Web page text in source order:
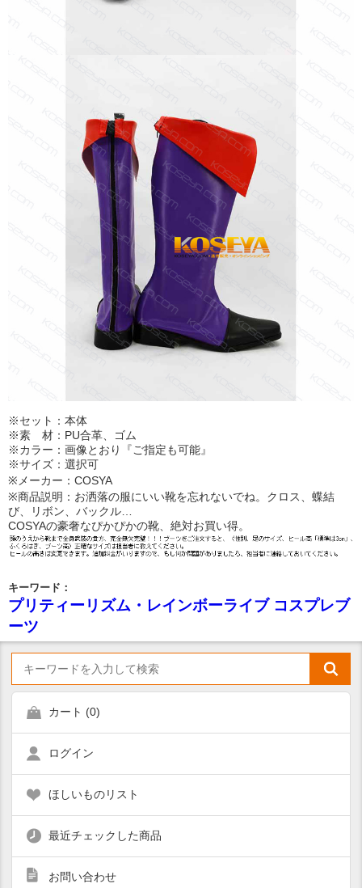
※セット：本体
※素 材：PU合革、ゴム
※カラー：画像とおり『ご指定も可能』
※サイズ：選択可
※メーカー：COSYA
※商品説明：お洒落の服にいい靴を忘れないでね。クロス、蝶結
び、リボン、バックル…
COSYAの豪奢なぴかぴかの靴、絶対お買い得。
キーワード：
プリティーリズム・レインボーライブ コスプレブ
ーツ
カート (0)
ログイン
ほしいものリスト
最近チェックした商品
お問い合わせ